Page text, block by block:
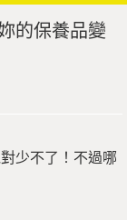
的保養品變
少不了！不過哪